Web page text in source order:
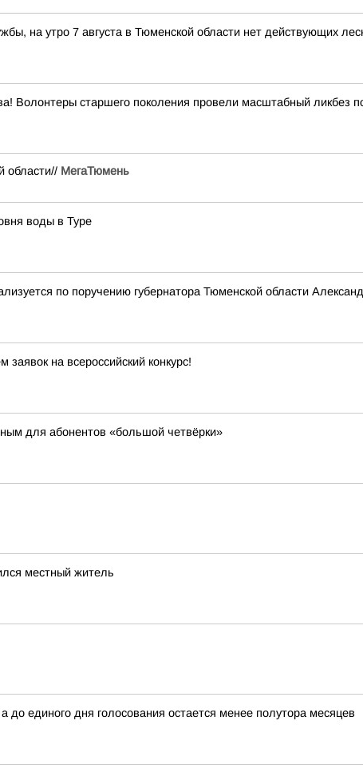
на утро 7 августа в Тюменской области нет действующих
Волонтеры старшего поколения провели масштабный ликбез
области// МегаТюмень
воды в Туре
по поручению губернатора Тюменской области
на всероссийский конкурс!
для абонентов «большой четвёрки»
местный житель
единого дня голосования остается менее полутора месяцев